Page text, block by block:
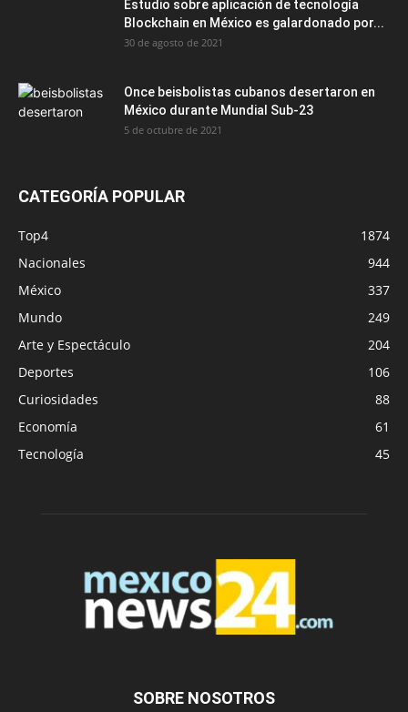
Estudio sobre aplicación de tecnología
Blockchain en México es galardonado por...
30 de agosto de 2021
Once beisbolistas cubanos desertaron en
México durante Mundial Sub-23
5 de octubre de 2021
CATEGORÍA POPULAR
Top4
1874
Nacionales
944
México
337
Mundo
249
Arte y Espectáculo
204
Deportes
106
Curiosidades
88
Economía
61
Tecnología
45
SOBRE NOSOTROS